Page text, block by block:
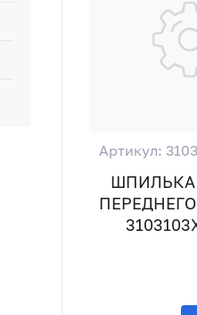
Артикул:
ШПИЛЬКА
ПЕРЕДНЕГО